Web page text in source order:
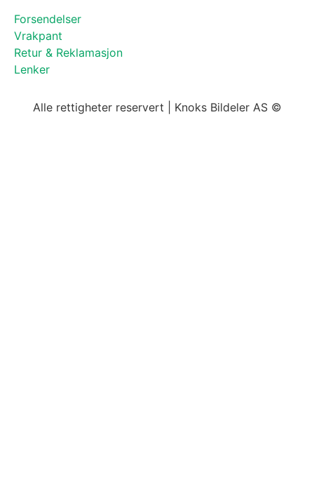
Forsendelser
Vrakpant
Retur & Reklamasjon
Lenker
Alle rettigheter reservert | Knoks Bildeler AS ©